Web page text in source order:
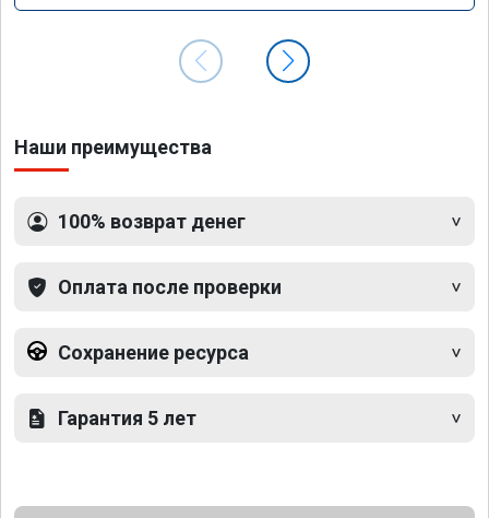
Наши преимущества
100% возврат денег
Оплата после проверки
Сохранение ресурса
Гарантия 5 лет